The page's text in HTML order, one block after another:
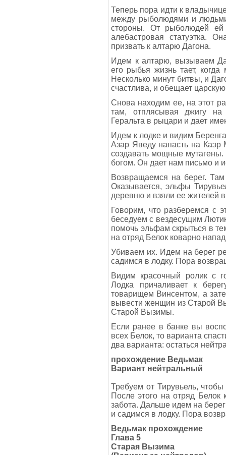
Теперь пора идти к
между рыболюдями и
стороны. От рыболюдей ей
алебастровая статуэтка.
призвать к алтарю Дагона.
Идем к алтарю, вызываем
его рыбья жизнь тает,
Несколько минут битвы, и
счастлива, и обещает царскую
Снова находим ее, на этот
там, отплясывая джигу на
Геральта в рыцари и дает
Идем к лодке и видим
Азар Яведу напасть на
создавать мощные
богом. Он дает нам письмо и
Возвращаемся на берег.
Оказывается, эльфы
деревню и взяли ее жителей
Говорим, что разберемся с
беседуем с вездесущим
помочь эльфам скрыться в
на отряд Белок коварно
Убиваем их. Идем на берег
садимся в лодку. Пора
Видим красочный ролик с
Лодка причаливает к
товарищем Винсентом, а
вывести женщин из Старой
Старой Вызимы.
Если ранее в банке вы
всех Белок, то варианта
два варианта: остаться
прохождение Ведьмак
Вариант нейтральный
Требуем от Тирувьель,
После этого на отряд
забота. Дальше идем на
и садимся в лодку. Пора
Ведьмак прохождение
Глава 5
Старая Вызима